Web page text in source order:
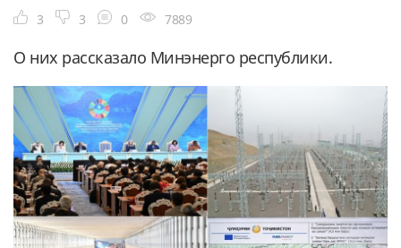
3 3 0 7889
О них рассказало Минэнерго республики.